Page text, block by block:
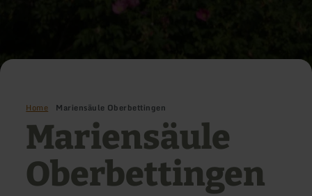
Home Mariensäule Oberbettingen
Mariensäule
Oberbettingen